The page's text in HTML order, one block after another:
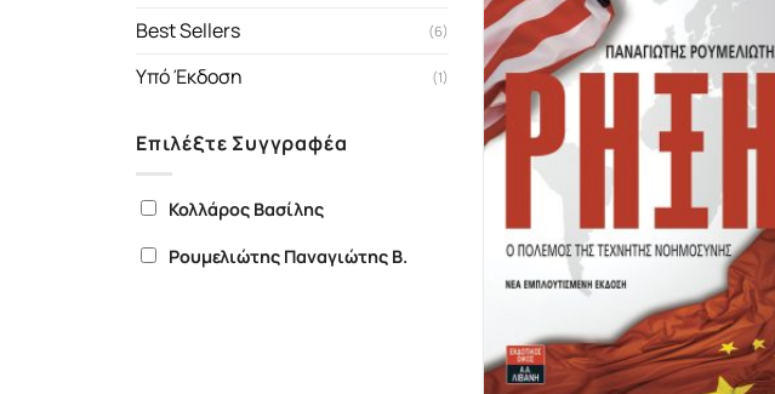
Best Sellers (6)
Υπό Έκδοση (1)
Επιλέξτε Συγγραφέα
Κολλάρος Βασίλης
Ρουμελιώτης Παναγιώτης Β.